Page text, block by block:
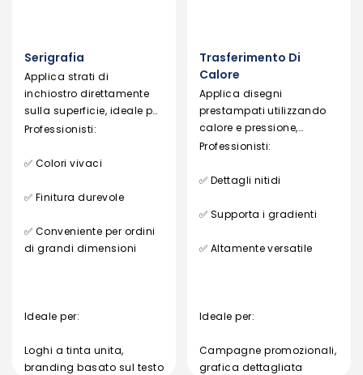
Serigrafia
Applica strati di
inchiostro direttamente
sulla superficie, ideale per
loghi semplici e audaci
Professionisti:
✅ Colori vivaci
✅ Finitura durevole
✅ Conveniente per ordini
di grandi dimensioni
Ideale per:
Loghi a tinta unita,
branding basato sul testo
Trasferimento Di
Calore
Applica disegni
prestampati utilizzando
calore e pressione,
perfetto per loghi
Professionisti:
✅ Dettagli nitidi
✅ Supporta i gradienti
✅ Altamente versatile
Ideale per:
Campagne promozionali,
grafica dettagliata